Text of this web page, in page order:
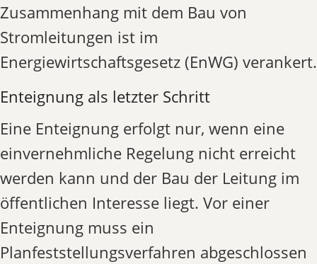
Zusammenhang mit dem Bau von
Stromleitungen ist im
Energiewirtschaftsgesetz (EnWG) verankert.
Enteignung als letzter Schritt
Eine Enteignung erfolgt nur, wenn eine
einvernehmliche Regelung nicht erreicht
werden kann und der Bau der Leitung im
öffentlichen Interesse liegt. Vor einer
Enteignung muss ein
Planfeststellungsverfahren abgeschlossen